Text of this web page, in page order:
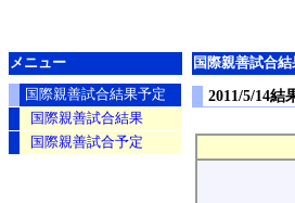
国際親善試合結
2011/5/14結
メニュー
国際親善試合結果予定
国際親善試合結果
国際親善試合予定